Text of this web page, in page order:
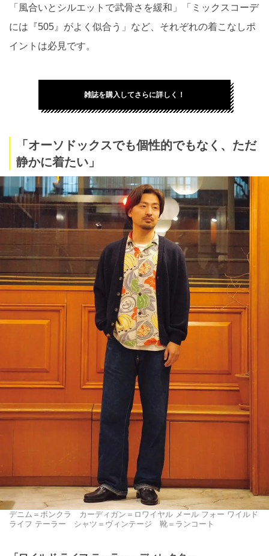
「風合いとシルエットで武骨さを緩和」「ミックスコーデ
には『505』がよく似合う」など、それぞれの着こなしポ
イントは必見です。
雑誌を購入してさらに詳しく！
「オーソドックスでも個性的でもなく、ただ
静かに着たい」
デニム＝ボンクラ カーディガン＝ロワイヤル メール フォー ワイルド
ライフ テーラー シャツ＝ヴィンテージ 靴＝ランコート